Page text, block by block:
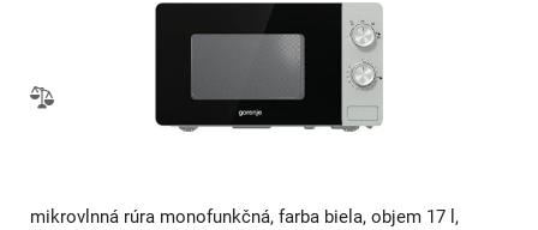
mikrovlnná rúra monofunkčná, farba biela, objem 17 l,